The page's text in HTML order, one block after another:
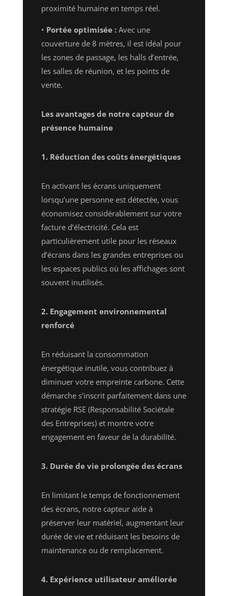
proximité humaine en temps réel.
• Portée optimisée :Avec une
couverture de 8 mètres, il est idéal pour
les zones de passage, les halls d’entrée,
les salles de réunion, et les points de
vente.
Les avantages de notre capteur de
présence humaine
1. Réduction des coûts énergétiques
En activant les écrans uniquement
lorsqu’une personne est détectée, vous
économisez considérablement sur votre
facture d’électricité. Cela est
particulièrement utile pour les réseaux
d’écrans dans les grandes entreprises ou
les espaces publics où les affichages sont
souvent inutilisés.
2. Engagement environnemental
renforcé
En réduisant la consommation
énergétique inutile, vous contribuez à
diminuer votre empreinte carbone. Cette
démarche s’inscrit parfaitement dans une
stratégie RSE (Responsabilité Sociétale
des Entreprises) et montre votre
engagement en faveur de la durabilité.
3. Durée de vie prolongée des écrans
En limitant le temps de fonctionnement
des écrans, notre capteur aide à
préserver leur matériel, augmentant leur
durée de vie et réduisant les besoins de
maintenance ou de remplacement.
4. Expérience utilisateur améliorée